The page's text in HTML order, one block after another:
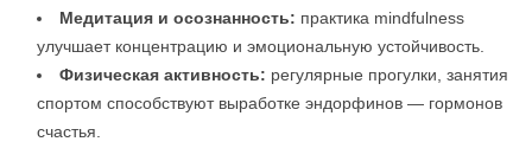
Медитация и осознанность: практика mindfulness
улучшает концентрацию и эмоциональную устойчивость.
Физическая активность: регулярные прогулки, занятия
спортом способствуют выработке эндорфинов — гормонов
счастья.